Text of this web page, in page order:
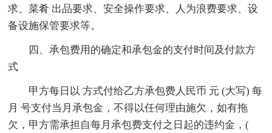
求、菜肴 出品要求、安全操作要求、人为浪费要求、设
备设施保管要求等。
四、承包费用的确定和承包金的支付时间及付款方
式
甲方每日以 方式付给乙方承包费人民币 元 (大写) 每
月 号支付当月承包金，不得以任何理由施欠，如有拖
欠，甲方需承担自每月承包费支付之日起的违约金，(